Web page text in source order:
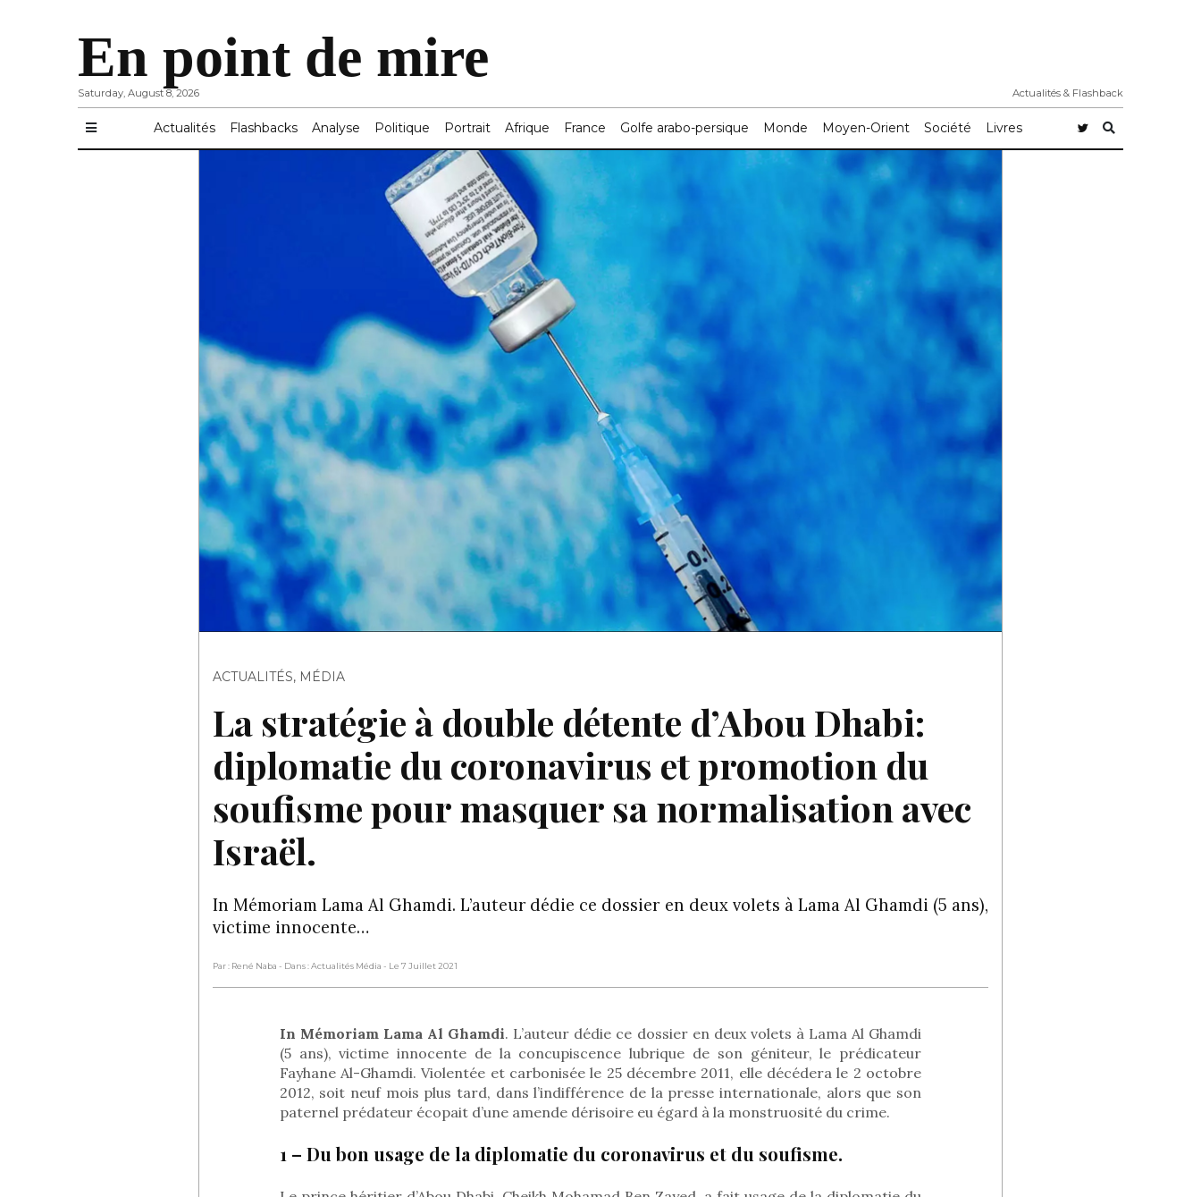
Saturday, August 8, 2026
En point de mire
Actualités & Flashback
Actualités Flashbacks Analyse Politique Portrait Afrique France Golfe arabo-persique Monde Moyen-Orient Société Livres
ACTUALITÉS, MÉDIA
La stratégie à double détente d’Abou Dhabi:
diplomatie du coronavirus et promotion du
soufisme pour masquer sa normalisation avec
Israël.
In Mémoriam Lama Al Ghamdi. L’auteur dédie ce dossier en deux volets à Lama Al Ghamdi (5 ans),
victime innocente…
Par : René Naba - Dans : Actualités Média - Le 7 Juillet 2021
In Mémoriam Lama Al Ghamdi. L’auteur dédie ce dossier en deux volets à Lama Al Ghamdi
(5 ans), victime innocente de la concupiscence lubrique de son géniteur, le prédicateur
Fayhane Al-Ghamdi. Violentée et carbonisée le 25 décembre 2011, elle décédera le 2 octobre
2012, soit neuf mois plus tard, dans l’indifférence de la presse internationale, alors que son
paternel prédateur écopait d’une amende dérisoire eu égard à la monstruosité du crime.
1 – Du bon usage de la diplomatie du coronavirus et du soufisme.